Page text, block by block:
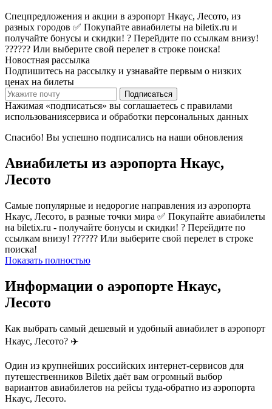
Спецпредложения и акции в аэропорт Нкаус, Лесото, из
разных городов ✅ Покупайте авиабилеты на biletix.ru и
получайте бонусы и скидки! ? Перейдите по ссылкам внизу!
?????? Или выберите свой перелет в строке поиска!
Новостная рассылка
Подпишитесь на рассылку и узнавайте первым о низких
ценах на билеты
Подписаться
Нажимая «подписаться» вы соглашаетесь с правилами
использованиясервиса и обработки персональных данных
Спасибо! Вы успешно подписались на наши обновления
Авиабилеты из аэропорта Нкаус,
Лесото
Самые популярные и недорогие направления из аэропорта
Нкаус, Лесото, в разные точки мира ✅ Покупайте авиабилеты
на biletix.ru - получайте бонусы и скидки! ? Перейдите по
ссылкам внизу! ?????? Или выберите свой перелет в строке
поиска!
Показать полностью
Информации о аэропорте Нкаус,
Лесото
Как выбрать самый дешевый и удобный авиабилет в аэропорт
Нкаус, Лесото? ✈️
Один из крупнейших российских интернет-сервисов для
путешественников Biletix даёт вам огромный выбор
вариантов авиабилетов на рейсы туда-обратно из аэропорта
Нкаус, Лесото.